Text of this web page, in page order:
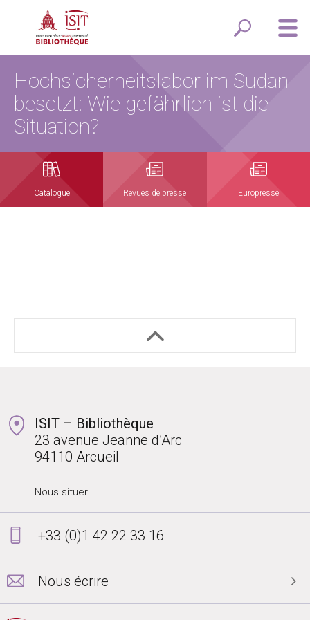
Hochsicherheitslabor im Sudan
besetzt: Wie gefährlich ist die
Situation?
Catalogue Revues de presse Europresse
ISIT – Bibliothèque
23 avenue Jeanne d’Arc
94110 Arcueil
Nous situer
+33 (0)1 42 22 33 16
Nous écrire